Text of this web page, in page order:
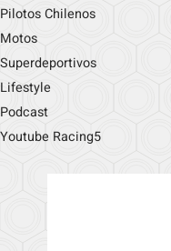
Pilotos Chilenos
Motos
Superdeportivos
Lifestyle
Podcast
Youtube Racing5